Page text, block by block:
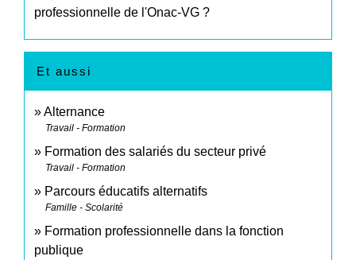
professionnelle de l'Onac-VG ?
Et aussi
Alternance
Travail - Formation
Formation des salariés du secteur privé
Travail - Formation
Parcours éducatifs alternatifs
Famille - Scolarité
Formation professionnelle dans la fonction
publique